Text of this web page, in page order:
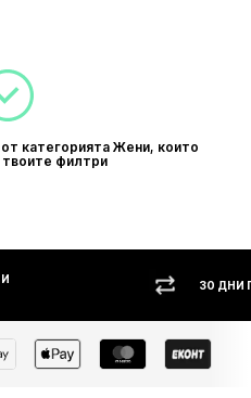
категорията Жени, които
твоите филтри
30 ДНИ